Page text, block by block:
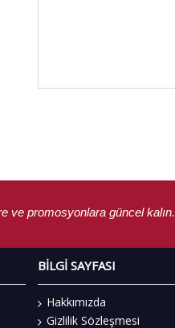
ve promosyonlara güncel kalın.
BILGI SAYFASI
Hakkımızda
Gizlilik Sözleşmesi